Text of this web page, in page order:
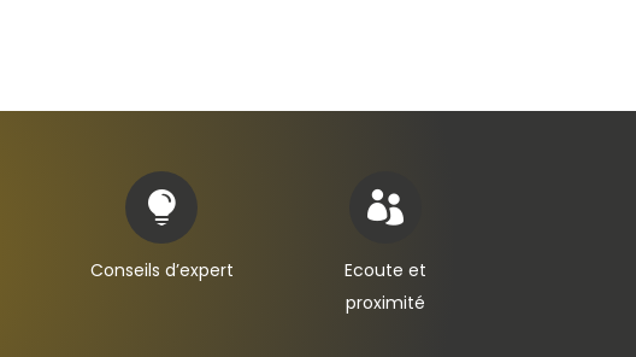

Conseils d’expert

Ecoute et
proximité